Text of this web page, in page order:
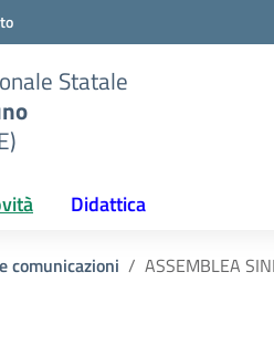
Statale
Didattica
comunicazioni ASSEMBLEA